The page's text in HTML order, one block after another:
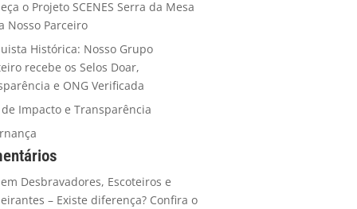
o Projeto SCENES Serra da Mesa
Nosso Parceiro
Histórica: Nosso Grupo
recebe os Selos Doar,
e ONG Verificada
de Impacto e Transparência
em Desbravadores, Escoteiros e
– Existe diferença? Confira o